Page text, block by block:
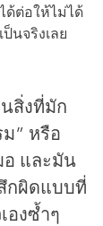
ด้ต่อให้ไม่ได้
นจริงเลย
สิ่งที่มัก
” หรือ
อ และมัน
กผิดแบบที่
องซ้ำๆ